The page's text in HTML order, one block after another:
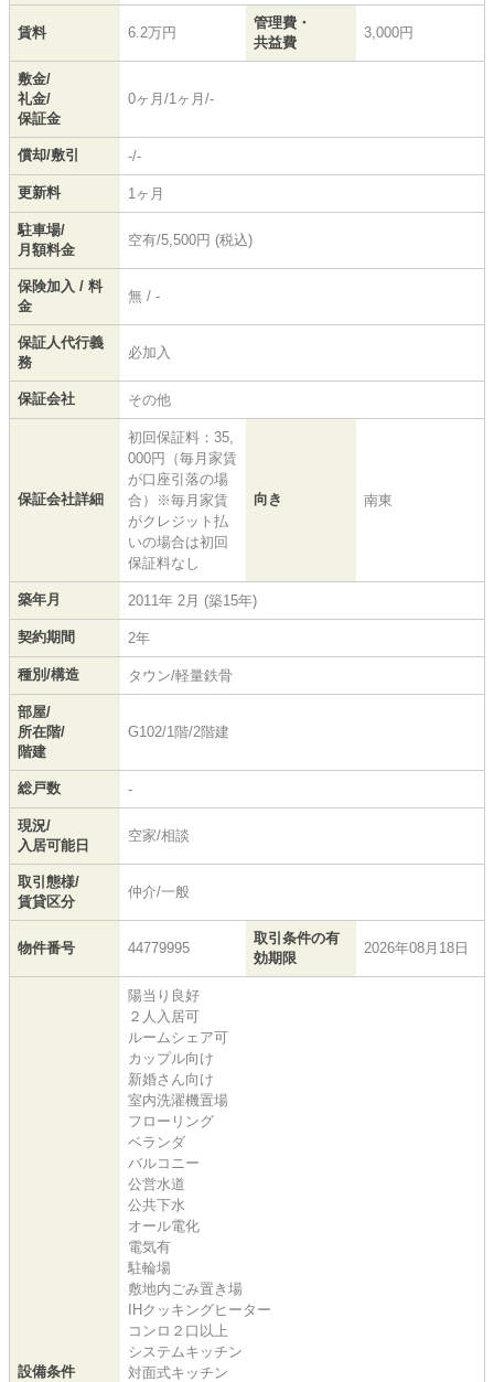
賃料 6.2万円
管理費・
共益費
3,000円
敷金/
礼金/
保証金
0ヶ月/1ヶ月/-
償却/敷引 -/-
更新料 1ヶ月
駐車場/
月額料金
空有/5,500円 (税込)
保険加入 / 料
金
無 / -
保証人代行義
務
必加入
保証会社 その他
保証会社詳細
初回保証料：35,
000円（毎月家賃
が口座引落の場
合）※毎月家賃
がクレジット払
いの場合は初回
保証料なし
向き 南東
築年月 2011年 2月 (築15年)
契約期間 2年
種別/構造 タウン/軽量鉄骨
部屋/
所在階/
階建
G102/1階/2階建
総戸数 -
現況/
入居可能日
空家/相談
取引態様/
賃貸区分
仲介/一般
物件番号 44779995
取引条件の有
効期限
2026年08月18日
設備条件
陽当り良好
２人入居可
ルームシェア可
カップル向け
新婚さん向け
室内洗濯機置場
フローリング
ベランダ
バルコニー
公営水道
公共下水
オール電化
電気有
駐輪場
敷地内ごみ置き場
IHクッキングヒーター
コンロ２口以上
システムキッチン
対面式キッチン